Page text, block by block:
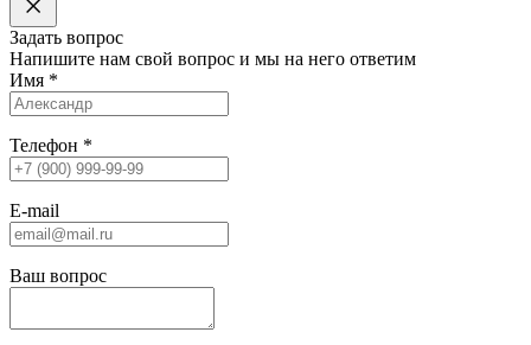
Задать вопрос
Напишите нам свой вопрос и мы на него ответим
Имя *
Телефон *
E-mail
Ваш вопрос